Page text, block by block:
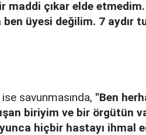
maddi çıkar elde
üyesi değilim. 7 aydır
savunmasında, "Ben
biriyim ve bir örgütün
hiçbir hastayı ihmal